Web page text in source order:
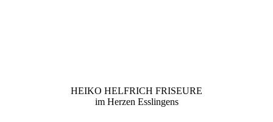
HEIKO HELFRICH FRISEURE
im Herzen Esslingens